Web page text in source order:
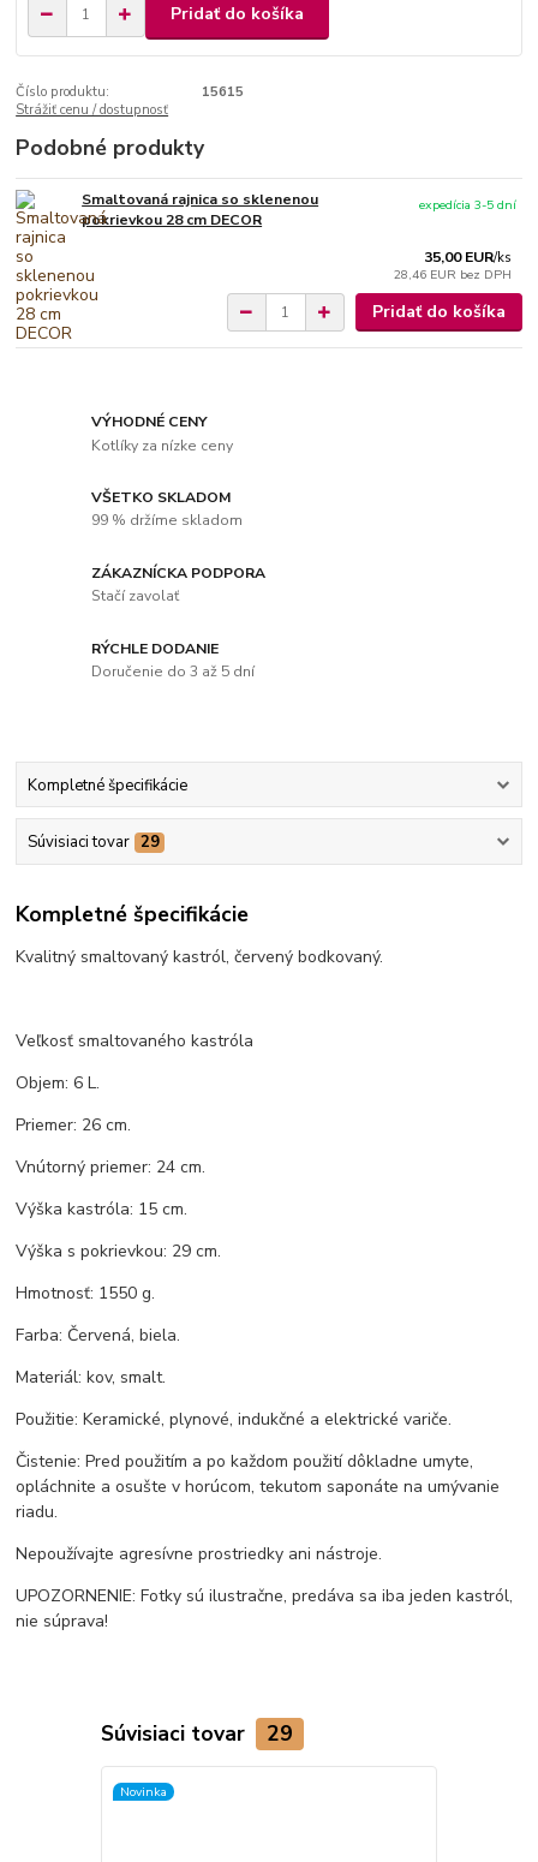
Pridať do košíka
Číslo produktu:
15615
Strážiť cenu / dostupnosť
Podobné produkty
Smaltovaná rajnica so sklenenou
pokrievkou 28 cm DECOR
35,00 EUR/ks
28,46 EUR bez DPH
expedícia 3-5 dní
Pridať do košíka
VÝHODNÉ CENY
Kotlíky za nízke ceny
VŠETKO SKLADOM
99 % držíme skladom
ZÁKAZNÍCKA PODPORA
Stačí zavolať
RÝCHLE DODANIE
Doručenie do 3 až 5 dní
Kompletné špecifikácie
Súvisiaci tovar 29
Kompletné špecifikácie
Kvalitný smaltovaný kastról, červený bodkovaný.
Veľkosť smaltovaného kastróla
Objem: 6 L.
Priemer: 26 cm.
Vnútorný priemer: 24 cm.
Výška kastróla: 15 cm.
Výška s pokrievkou: 29 cm.
Hmotnosť: 1550 g.
Farba: Červená, biela.
Materiál: kov, smalt.
Použitie: Keramické, plynové, indukčné a elektrické variče.
Čistenie: Pred použitím a po každom použití dôkladne umyte,
opláchnite a osušte v horúcom, tekutom saponáte na umývanie
riadu.
Nepoužívajte agresívne prostriedky ani nástroje.
UPOZORNENIE: Fotky sú ilustračne, predáva sa iba jeden kastról,
nie súprava!
Súvisiaci tovar 29
Novinka